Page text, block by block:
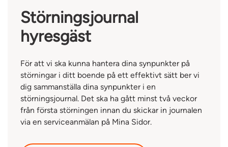
Störningsjournal
hyresgäst
För att vi ska kunna hantera dina synpunkter på
störningar i ditt boende på ett effektivt sätt ber vi
dig sammanställa dina synpunkter i en
störningsjournal. Det ska ha gått minst två veckor
från första störningen innan du skickar in journalen
via en serviceanmälan på Mina Sidor.